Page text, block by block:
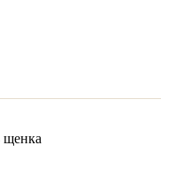
щенка